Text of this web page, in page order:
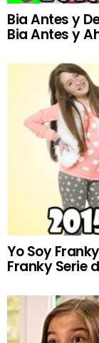
Bia Antes y
Bia Antes y
Yo Soy
Franky Serie